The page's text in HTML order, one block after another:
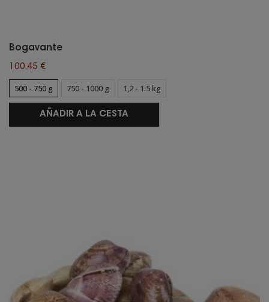
Bogavante
100,45 €
500 - 750 g 750 - 1000 g 1,2 - 1.5 kg
AÑADIR A LA CESTA